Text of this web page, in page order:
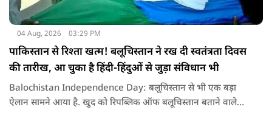
04 Aug, 2026 03:29 PM
पाकिस्तान से रिश्ता खत्म! बलूचिस्तान ने रख दी स्वतंत्रता दिवस
की तारीख, आ चुका है हिंदी-हिंदुओं से जुड़ा संविधान भी
Balochistan Independence Day: बलूचिस्तान से भी एक बड़ा
ऐलान सामने आया है. खुद को रिपब्लिक ऑफ बलूचिस्तान बताने वाले